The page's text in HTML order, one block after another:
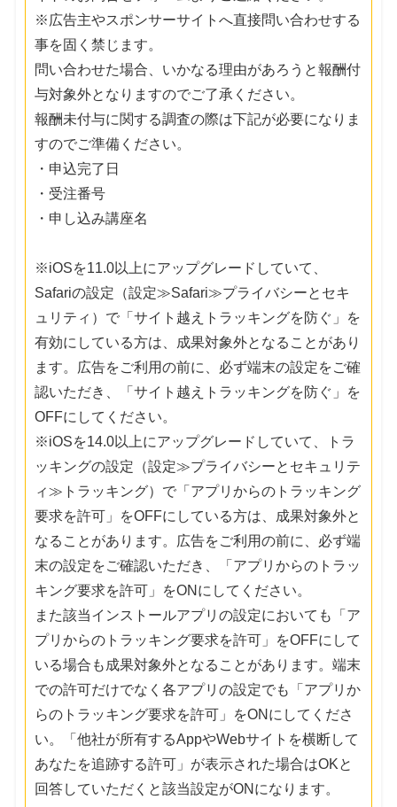
※広告主やスポンサーサイトへ直接問い合わせする
事を固く禁じます。
問い合わせた場合、いかなる理由があろうと報酬付
与対象外となりますのでご了承ください。
報酬未付与に関する調査の際は下記が必要になりま
すのでご準備ください。
・申込完了日
・受注番号
・申し込み講座名
※iOSを11.0以上にアップグレードしていて、
Safariの設定（設定≫Safari≫プライバシーとセキ
ュリティ）で「サイト越えトラッキングを防ぐ」を
有効にしている方は、成果対象外となることがあり
ます。広告をご利用の前に、必ず端末の設定をご確
認いただき、「サイト越えトラッキングを防ぐ」を
OFFにしてください。
※iOSを14.0以上にアップグレードしていて、トラ
ッキングの設定（設定≫プライバシーとセキュリテ
ィ≫トラッキング）で「アプリからのトラッキング
要求を許可」をOFFにしている方は、成果対象外と
なることがあります。広告をご利用の前に、必ず端
末の設定をご確認いただき、「アプリからのトラッ
キング要求を許可」をONにしてください。
また該当インストールアプリの設定においても「ア
プリからのトラッキング要求を許可」をOFFにして
いる場合も成果対象外となることがあります。端末
での許可だけでなく各アプリの設定でも「アプリか
らのトラッキング要求を許可」をONにしてくださ
い。「他社が所有するAppやWebサイトを横断して
あなたを追跡する許可」が表示された場合はOKと
回答していただくと該当設定がONになります。